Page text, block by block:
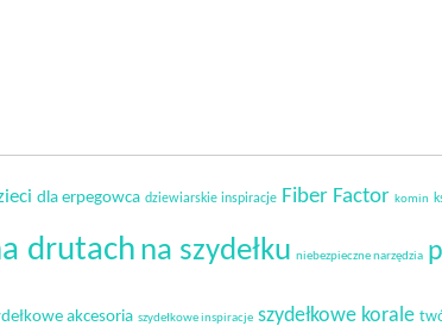
dla erpegowca dziewiarskie inspiracje Fiber Factor komin
drutach na szydełku niebezpieczne narzędzia
akcesoria szydełkowe inspiracje szydełkowe korale